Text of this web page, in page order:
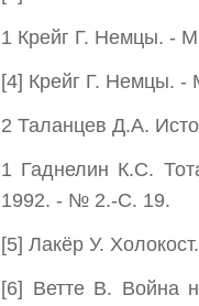
1 Крейг Г. Немцы. -
[4] Крейг Г. Немцы. -
2 Таланцев Д.А.
1 Гаднелин К.С.
1992. - № 2.-С. 19.
[5] Лакёр У.
[6] Ветте В. Война